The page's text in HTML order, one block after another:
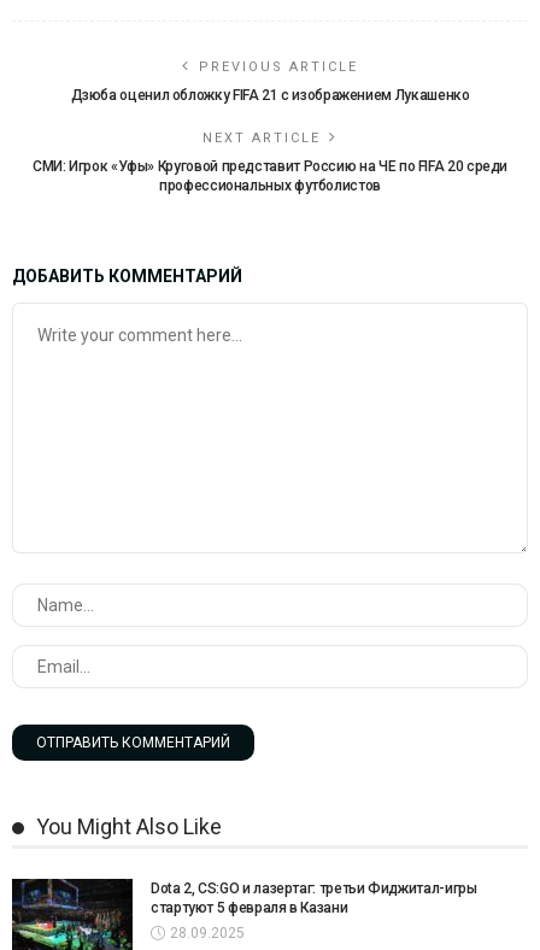
PREVIOUS ARTICLE
Дзюба оценил обложку FIFA 21 с изображением Лукашенко
NEXT ARTICLE
СМИ: Игрок «Уфы» Круговой представит Россию на ЧЕ по FIFA 20 среди
профессиональных футболистов
ДОБАВИТЬ КОММЕНТАРИЙ
You Might Also Like
Dota 2, CS:GO и лазертаг: третьи Фиджитал-игры
стартуют 5 февраля в Казани
28.09.2025